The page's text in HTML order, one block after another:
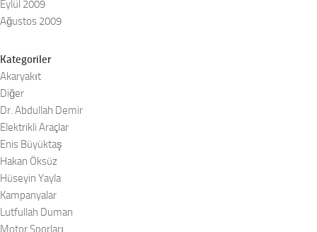
Eylül 2009
Ağustos 2009
Kategoriler
Akaryakıt
Diğer
Dr. Abdullah Demir
Elektrikli Araçlar
Enis Büyüktaş
Hakan Öksüz
Hüseyin Yayla
Kampanyalar
Lutfullah Duman
Motor Sporları